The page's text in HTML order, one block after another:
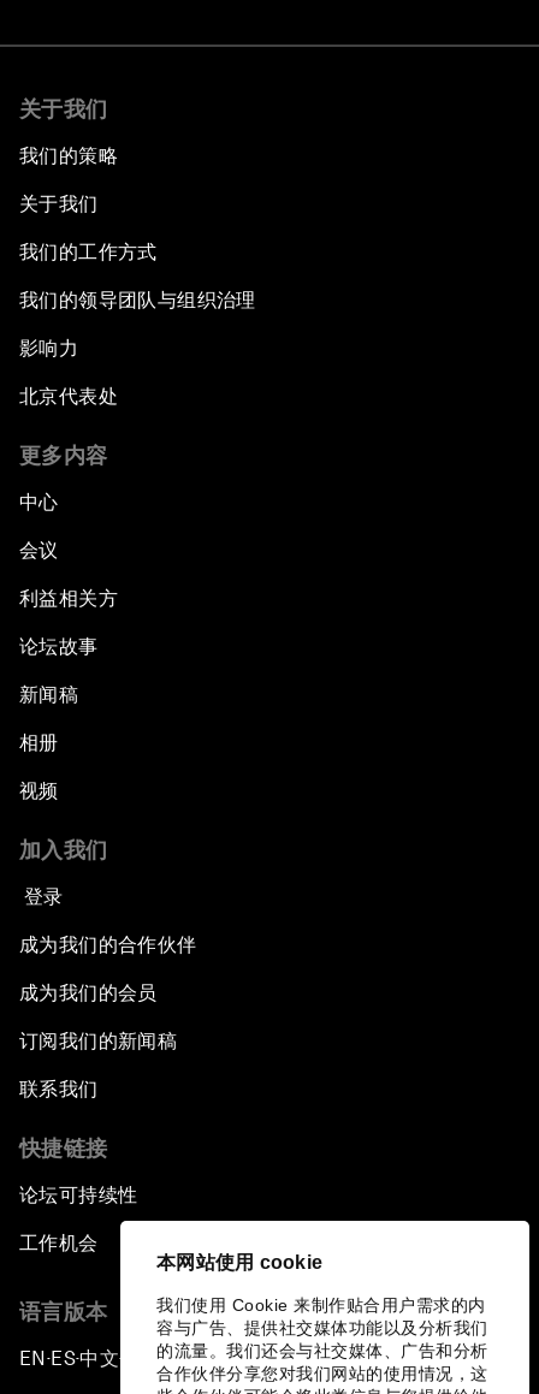
本网站使用 cookie
我们使用 Cookie 来制作贴合用户需求的内
容与广告、提供社交媒体功能以及分析我们
的流量。我们还会与社交媒体、广告和分析
合作伙伴分享您对我们网站的使用情况，这
关于我们
我们的策略
关于我们
我们的工作方式
我们的领导团队与组织治理
影响力
北京代表处
更多内容
中心
会议
利益相关方
论坛故事
新闻稿
相册
视频
加入我们
登录
成为我们的合作伙伴
成为我们的会员
订阅我们的新闻稿
联系我们
快捷链接
论坛可持续性
工作机会
语言版本
EN ▪ ES▪中文▪ 日本語